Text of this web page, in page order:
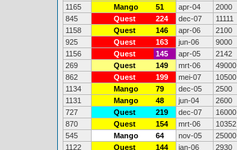
1165
Mango 51 apr-04 2000
845
Quest 224 dec-07 11111
1158
Quest 146 apr-06 2100
925
Quest 163 jun-06 9000
1156
Quest 145 apr-05 2142
269
Quest 149 mrt-06 49000
862
Quest 199 mei-07 10500
1134
Mango 79 dec-05 2500
1131
Mango 48 jun-04 2600
727
Quest 219 dec-07 16000
870
Quest 154 mrt-06 10352
545
Mango 64 nov-05 25000
1122
Quest 144 jan-06 2930